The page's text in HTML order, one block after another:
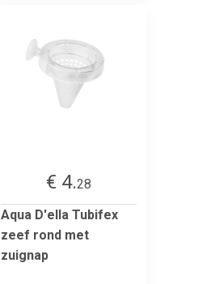
€ 4.28
Aqua D'ella Tubifex
zeef rond met
zuignap